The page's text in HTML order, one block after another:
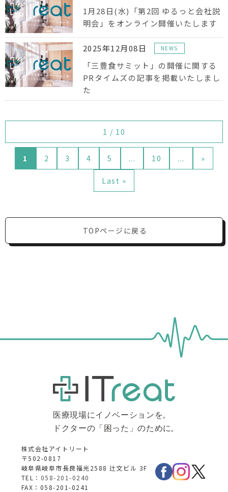
1月28日(水)「第2回 ゆるっと会社説
明会」をオンライン開催いたします
2025年12月08日 NEWS
「三豊食サミット」の開催に関する
PRタイムズの記事を掲載いたしまし
た
1 / 10
1 2 3 4 5 ... 10 ... »
Last »
TOPページに戻る
株式会社アイトリート
〒502-0817
岐阜県岐阜市長良福光2588 辻文ビル 3F
TEL： 058-201-0240
FAX：058-201-0241